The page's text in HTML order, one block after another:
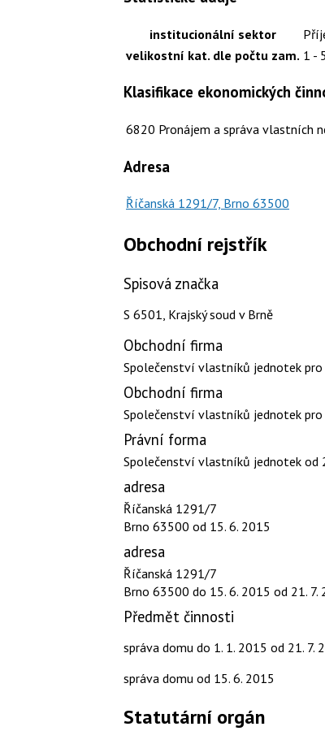
institucionální sektor
velikostní kat. dle počtu zam. 1 -
Klasifikace ekonomických
6820 Pronájem a správa vlastních
Adresa
Říčanská 1291/7, Brno 63500
Obchodní rejstřík
Spisová značka
S 6501, Krajský soud v Brně
Obchodní firma
Společenství vlastníků jednotek pro
Obchodní firma
Společenství vlastníků jednotek pro
Právní forma
Společenství vlastníků jednotek od
adresa
Říčanská 1291/7
Brno 63500 od 15. 6. 2015
adresa
Říčanská 1291/7
Brno 63500 do 15. 6. 2015 od 21. 7.
Předmět činnosti
správa domu do 1. 1. 2015 od 21. 7.
správa domu od 15. 6. 2015
Statutární orgán